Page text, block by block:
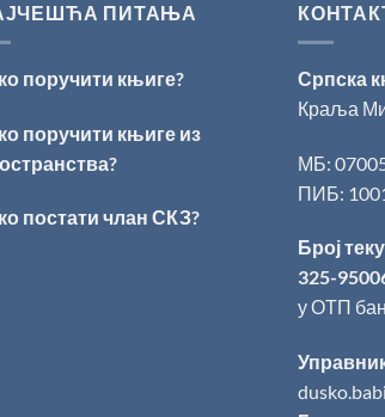
ПИТАЊА
поручити књиге?
поручити књиге из
постати члан СКЗ?
Српска
Краља
МБ:
ПИБ:
Број
325-
у ОТП